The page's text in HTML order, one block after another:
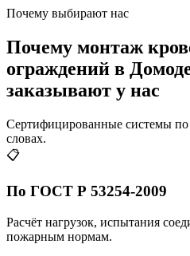
Почему выбирают нас
Почему монтаж
ограждений в
заказывают у нас
Сертифицированные системы
словах.
📋
По ГОСТ Р 53254-2009
Расчёт нагрузок, испытания
пожарным нормам.